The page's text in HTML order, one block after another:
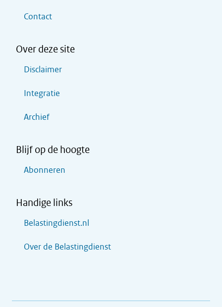
Contact
Over deze site
Disclaimer
Integratie
Archief
Blijf op de hoogte
Abonneren
Handige links
Belastingdienst.nl
Over de Belastingdienst